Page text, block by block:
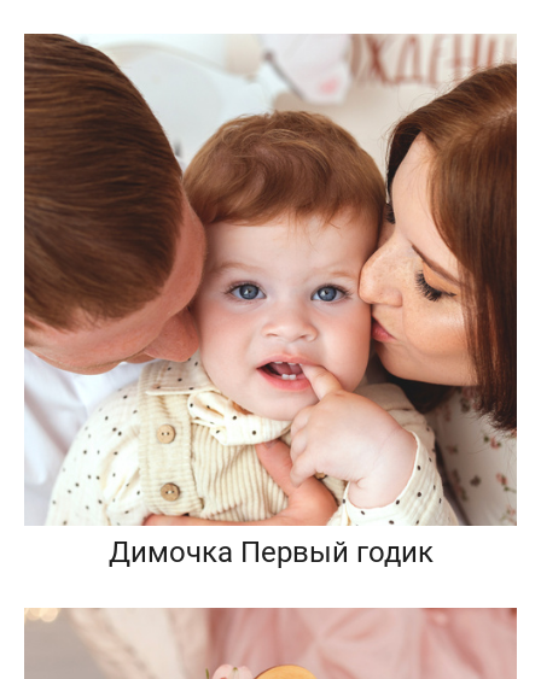
Димочка Первый годик